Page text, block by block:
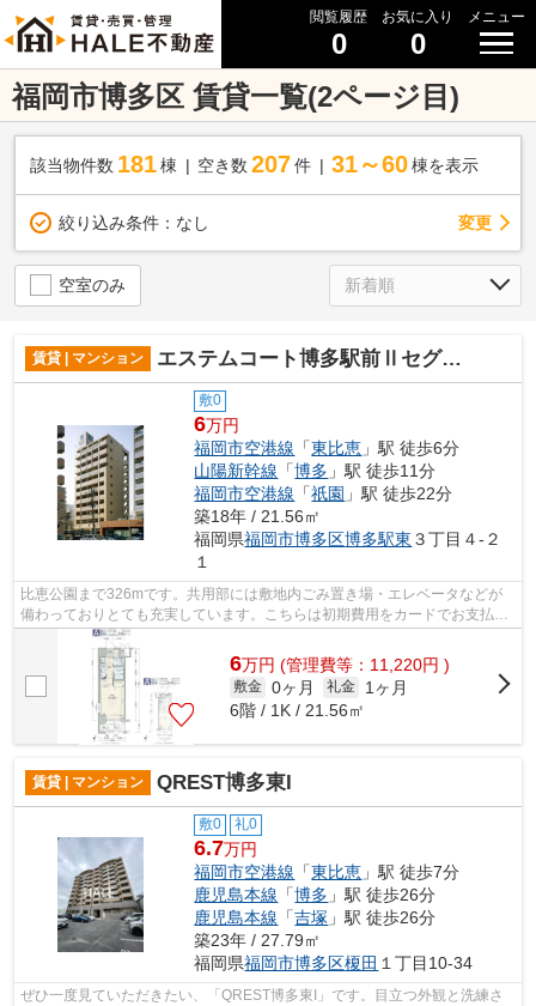
閲覧履歴
0
お気に入り
0
メニュー
福岡市博多区 賃貸一覧(2ページ目)
該当物件数 181棟 空き数 207 件 31～60 棟を表示
絞り込み条件： なし 変更
空室のみ
賃貸 | マンション エステムコート博多駅前Ⅱセグティス
敷0
6万円
福岡市空港線 「東比恵 」駅 徒歩6分
山陽新幹線 「博多 」駅 徒歩11分
福岡市空港線 「祇園 」駅 徒歩22分
築18年 / 21.56㎡
福岡県福岡市博多区博多駅東 ３丁目４-２
１
比恵公園まで326mです。共用部には敷地内ごみ置き場・エレベータなどが
備わっておりとても充実しています。こちらは初期費用をカードでお支払い
いただける物件です。マンションはバス...
6万円 (管理費等：11,220円 )
敷金 0ヶ月 礼金
1ヶ月
6階 / 1K / 21.56㎡
賃貸 | マンション QREST博多東I
敷0 礼0
6.7万円
福岡市空港線 「東比恵 」駅 徒歩7分
鹿児島本線 「博多 」駅 徒歩26分
鹿児島本線 「吉塚 」駅 徒歩26分
築23年 / 27.79㎡
福岡県福岡市博多区榎田 １丁目10-34
ぜひ一度見ていただきたい、「QREST博多東I」です。目立つ外観と洗練さ